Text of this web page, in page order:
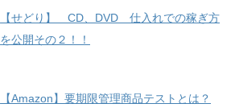
【せどり】 CD、DVD 仕入れでの稼ぎ方
を公開その２！！
【Amazon】要期限管理商品テストとは？